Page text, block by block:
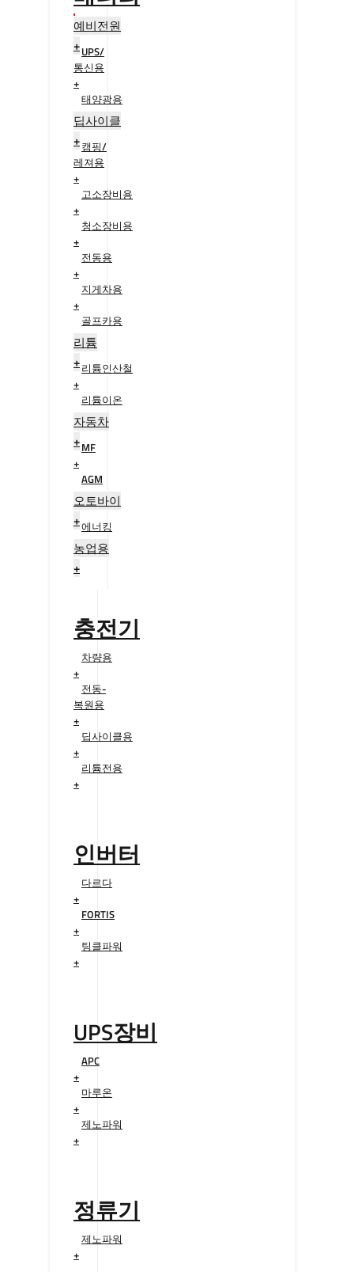
예비전원
+UPS/
통신용
+
태양광용
+
딥사이클
+캠핑/
레져용
+
고소장비용
+
청소장비용
+
전동용
+
지게차용
+
골프카용
+
리튬
+리튬인산철
+
리튬이온
+
자동차
+MF
+
AGM
+
오토바이
+에너킹
+
농업용
+
충전기
차량용
+
전동-
복원용
+
딥사이클용
+
리튬전용
+
인버터
다르다
+
FORTIS
+
팅클파워
+
UPS장비
APC
+
마루온
+
제노파워
+
정류기
제노파워
+